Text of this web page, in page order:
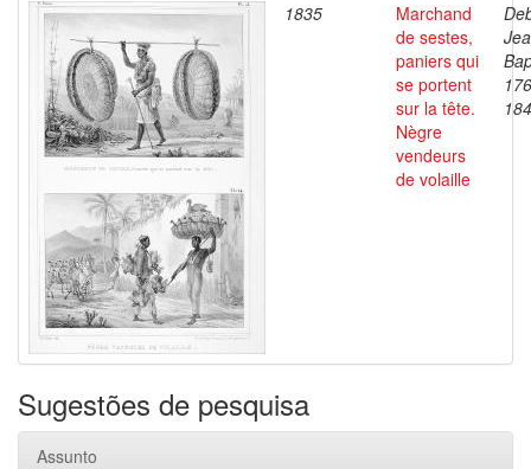
1835
Marchand
de sestes,
paniers qui
se portent
sur la tête.
Nègre
vendeurs
de volaille
Sugestões de pesquisa
Assunto